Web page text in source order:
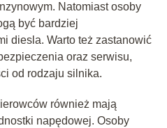
Natomiast osoby
być bardziej
diesla. Warto też zastanowić
oraz serwisu,
od rodzaju silnika.
również mają
napędowej. Osoby